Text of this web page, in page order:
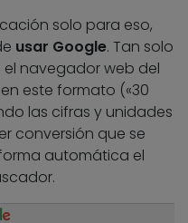
solo para eso,
usar Google. Tan solo
navegador web del
este formato («30
las cifras y unidades
conversión que se
automática el